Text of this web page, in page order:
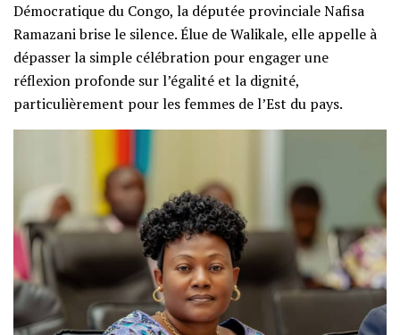
Démocratique du Congo, la députée provinciale Nafisa
Ramazani brise le silence. Élue de Walikale, elle appelle à
dépasser la simple célébration pour engager une
réflexion profonde sur l’égalité et la dignité,
particulièrement pour les femmes de l’Est du pays.